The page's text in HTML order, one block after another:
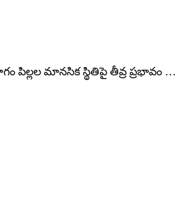
పిల్లల మానసిక స్థితిపై తీవ్ర ప్రభావం …